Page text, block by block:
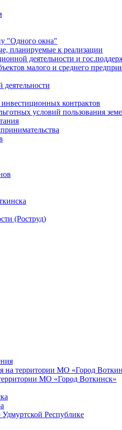
"Oдного окна"
планируемые к реализации
деятельности и
малого и среднего
контрактов
условий пользования
(Роструд)
на территории МО «Город
МО «Город Воткинск»
Республике